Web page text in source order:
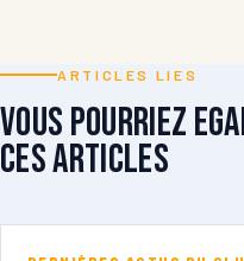
ARTICLES LIES
Vous pourriez
ces articles